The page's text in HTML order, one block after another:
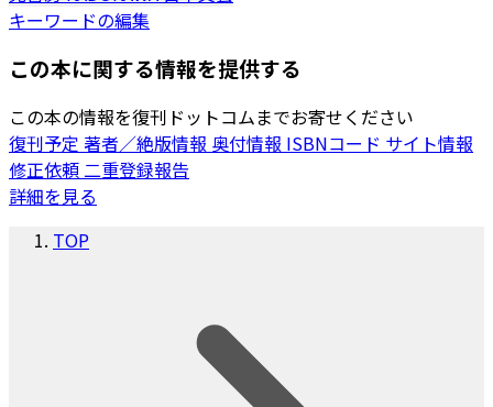
キーワードの編集
この本に関する情報を提供する
この本の情報を復刊ドットコムまでお寄せください
復刊予定 著者／絶版情報 奥付情報 ISBNコード サイト情報
修正依頼二重登録報告
詳細を見る
TOP